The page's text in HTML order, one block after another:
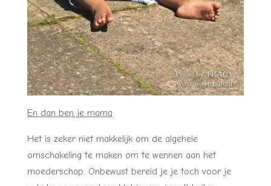
En dan ben je mama
Het is zeker niet makkelijk om de algehele
omschakeling te maken om te wennen aan het
moederschap. Onbewust bereid je je toch voor je